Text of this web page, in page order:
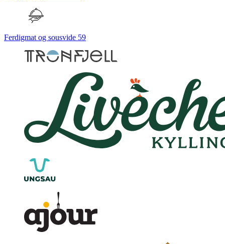
Ferdigmat og sousvide 59